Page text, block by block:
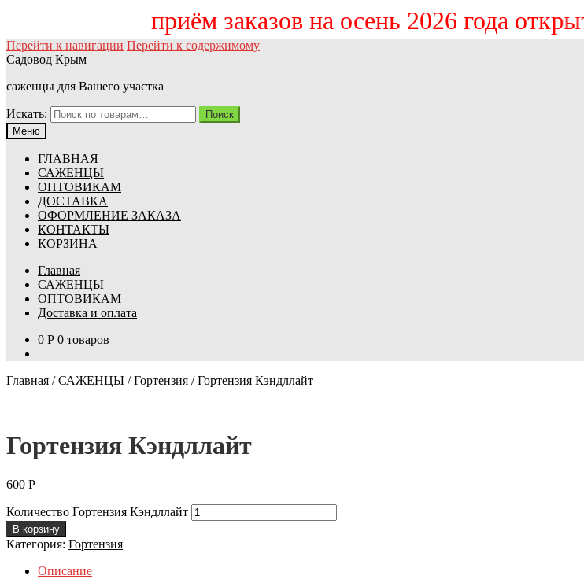
приём заказов на осень 2026 года открыт!!!
Перейти к навигации Перейти к содержимому
Садовод Крым
саженцы для Вашего участка
Искать:
Поиск
Меню
ГЛАВНАЯ
САЖЕНЦЫ
ОПТОВИКАМ
ДОСТАВКА
ОФОРМЛЕНИЕ ЗАКАЗА
КОНТАКТЫ
КОРЗИНА
Главная
САЖЕНЦЫ
ОПТОВИКАМ
Доставка и оплата
0 Р 0 товаров
Главная /САЖЕНЦЫ /Гортензия /Гортензия Кэндллайт
Гортензия Кэндллайт
600 Р
Количество Гортензия Кэндллайт
В корзину
Категория: Гортензия
Описание